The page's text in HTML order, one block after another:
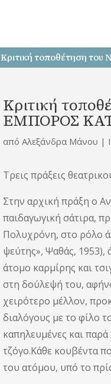
Κριτική τοποθέτηση
Κριτική
ΕΜΠΟΡΟΣ
απόΑλεξάνδρα Μάνου |
Τρεις πράξεις
Στην αρχική πράξη ο
παιδαγωγική σάτιρα,
Πολυχρόνη, στο ρόλο
ψεύτης», Ψαθάς, 1953),
άτομο καρμίρης και
στη δούλεψή του,
χειρότερο μέλλον,
διαλόγους με το φίλο
καπηλευμένες και
τζόγο.Κάθε κουβέντα
του ατόμου, υπό το